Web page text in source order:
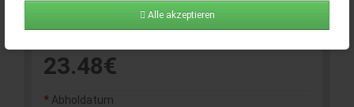
Alle akzeptieren
Auf Lager
Produktcode: BP0415
23.48€
Abholdatum